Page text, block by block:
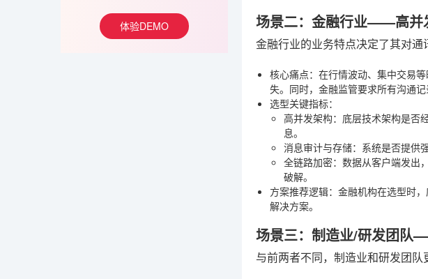
体验DEMO 场景二：金融行业——高并
金融行业的业务特点决定了其对通
核心痛点：在行情波动、集中交易
失。同时，金融监管要求所有沟通
选型关键指标：
高并发架构：底层技术架构是否
息。
消息审计与存储：系统是否提供
全链路加密：数据从客户端发出
破解。
方案推荐逻辑：金融机构在选型时
解决方案。
场景三：制造业/研发团队
与前两者不同，制造业和研发团队